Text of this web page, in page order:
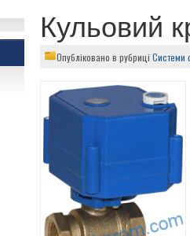
Кульовий
Опубліковано в рубриці Системи